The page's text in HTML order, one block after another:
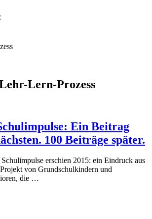
Lern-Prozess
Ein Beitrag
100 Beiträge später.
erschien 2015: ein Eindruck aus
von Grundschulkindern und
die …